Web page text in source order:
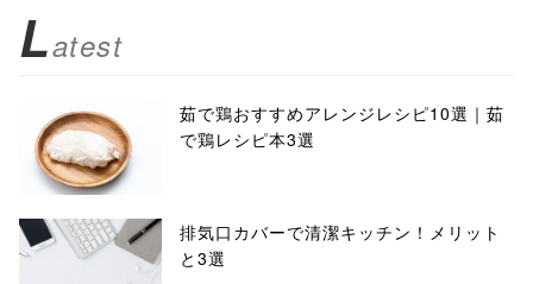
Latest
茹で鶏おすすめアレンジレシピ10選｜茹
で鶏レシピ本3選
排気口カバーで清潔キッチン！メリット
と3選